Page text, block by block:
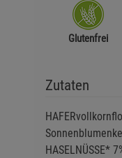
Glutenfrei
Zutaten
HASELNÜSSE*